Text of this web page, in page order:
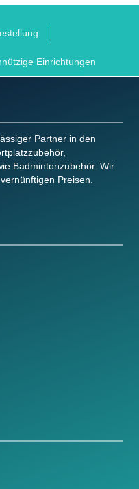
Einrichtungen
Partner in den
Badmintonzubehör. Wir
Preisen.